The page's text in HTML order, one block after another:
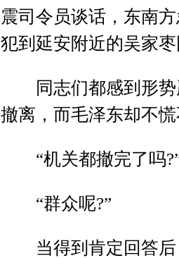
震司令员谈话，东南
犯到延安附近的吴家
同志们都感到形势
撤离，而毛泽东却不
“机关都撤完了吗
“群众呢?”
当得到肯定回答后